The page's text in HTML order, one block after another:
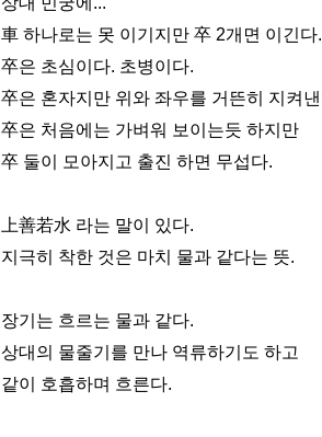
車 하나로는 못 이기지만 卒 2개면 이긴다.
卒은 초심이다. 초병이다.
卒은 혼자지만 위와 좌우를 거뜬히 지켜
卒은 처음에는 가벼워 보이는듯 하지만
卒 둘이 모아지고 출진 하면 무섭다.
上善若水 라는 말이 있다.
지극히 착한 것은 마치 물과 같다는 뜻.
장기는 흐르는 물과 같다.
상대의 물줄기를 만나 역류하기도 하고
같이 호흡하며 흐른다.